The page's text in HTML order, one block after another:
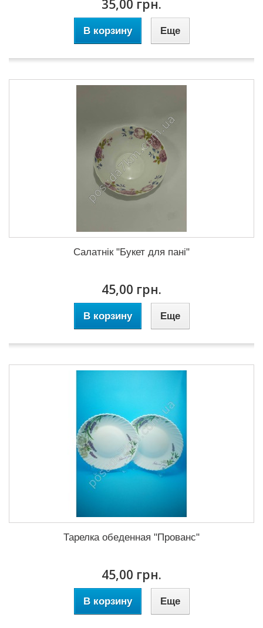
35,00 грн.
В корзину Еще
Салатнік "Букет для пані"
45,00 грн.
В корзину Еще
Тарелка обеденная "Прованс"
45,00 грн.
В корзину Еще